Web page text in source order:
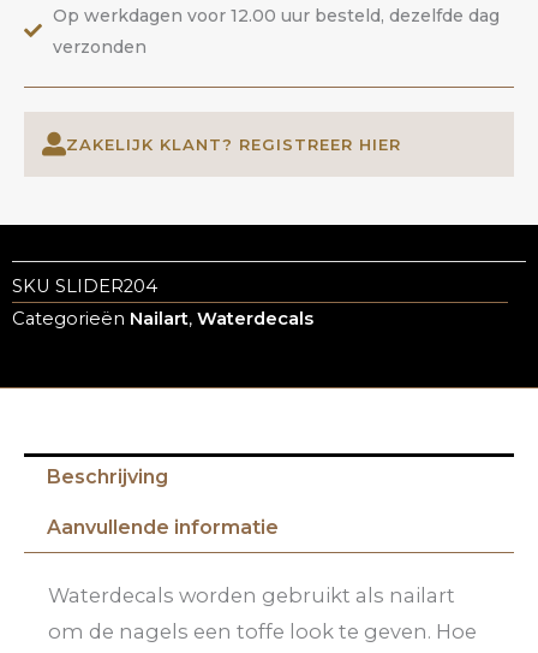
Op werkdagen voor 12.00 uur besteld, dezelfde dag
verzonden
ZAKELIJK KLANT? REGISTREER HIER
SKU SLIDER204
Categorieën Nailart, Waterdecals
Beschrijving
Aanvullende informatie
Waterdecals worden gebruikt als nailart
om de nagels een toffe look te geven. Hoe